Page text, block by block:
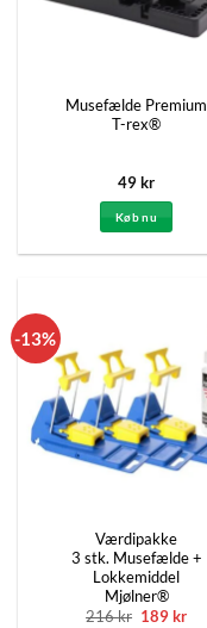
Musefælde Premium
T-rex®
49kr
Køb nu
-13%
Værdipakke
3 stk. Musefælde +
Lokkemiddel
Mjølner®
216kr Den
189krDen